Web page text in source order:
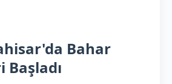
Bahar